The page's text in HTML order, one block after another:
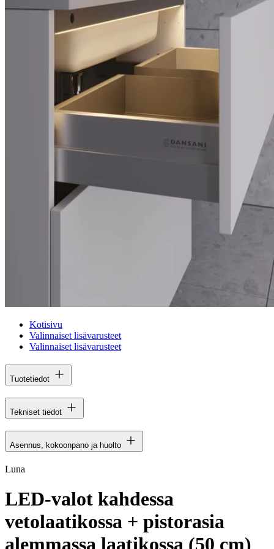
Kotisivu
Valinnaiset lisävarusteet
Valinnaiset lisävarusteet
Tuotetiedot
Tekniset tiedot
Asennus, kokoonpano ja huolto
Luna
LED-valot kahdessa
vetolaatikossa + pistorasia
alemmassa laatikossa (50 cm)